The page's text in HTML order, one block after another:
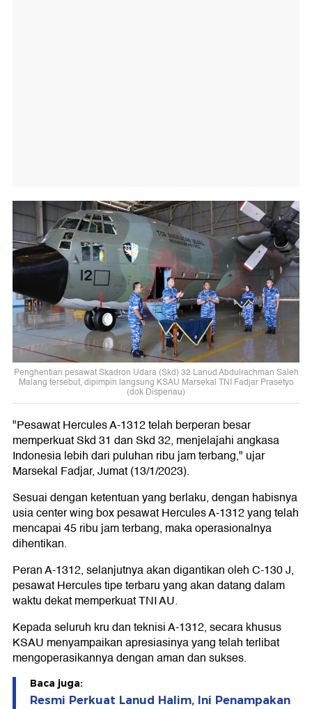
Penghentian pesawat Skadron Udara (Skd) 32 Lanud Abdulrachman Saleh
Malang tersebut, dipimpin langsung KSAU Marsekal TNI Fadjar Prasetyo
(dok Dispenau)
"Pesawat Hercules A-1312 telah berperan besar
memperkuat Skd 31 dan Skd 32, menjelajahi angkasa
Indonesia lebih dari puluhan ribu jam terbang," ujar
Marsekal Fadjar, Jumat (13/1/2023).
Sesuai dengan ketentuan yang berlaku, dengan habisnya
usia center wing box pesawat Hercules A-1312 yang telah
mencapai 45 ribu jam terbang, maka operasionalnya
dihentikan.
Peran A-1312, selanjutnya akan digantikan oleh C-130 J,
pesawat Hercules tipe terbaru yang akan datang dalam
waktu dekat memperkuat TNI AU.
Kepada seluruh kru dan teknisi A-1312, secara khusus
KSAU menyampaikan apresiasinya yang telah terlibat
mengoperasikannya dengan aman dan sukses.
Baca juga:
Resmi Perkuat Lanud Halim, Ini Penampakan